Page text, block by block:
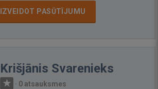
IZVEIDOT PASŪTĪJUMU
Krišjānis Svarenieks
· 0 atsauksmes